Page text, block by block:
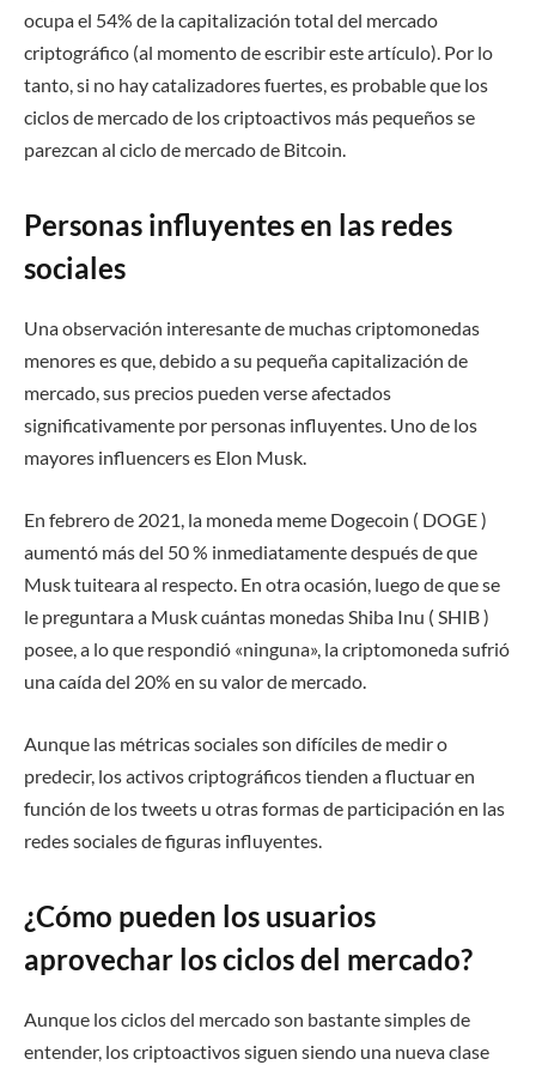
ocupa el 54% de la capitalización total del mercado
criptográfico (al momento de escribir este artículo). Por lo
tanto, si no hay catalizadores fuertes, es probable que los
ciclos de mercado de los criptoactivos más pequeños se
parezcan al ciclo de mercado de Bitcoin.
Personas influyentes en las redes
sociales
Una observación interesante de muchas criptomonedas
menores es que, debido a su pequeña capitalización de
mercado, sus precios pueden verse afectados
significativamente por personas influyentes. Uno de los
mayores influencers es Elon Musk.
En febrero de 2021, la moneda meme Dogecoin ( DOGE )
aumentó más del 50 % inmediatamente después de que
Musk tuiteara al respecto. En otra ocasión, luego de que se
le preguntara a Musk cuántas monedas Shiba Inu ( SHIB )
posee, a lo que respondió «ninguna», la criptomoneda sufrió
una caída del 20% en su valor de mercado.
Aunque las métricas sociales son difíciles de medir o
predecir, los activos criptográficos tienden a fluctuar en
función de los tweets u otras formas de participación en las
redes sociales de figuras influyentes.
¿Cómo pueden los usuarios
aprovechar los ciclos del mercado?
Aunque los ciclos del mercado son bastante simples de
entender, los criptoactivos siguen siendo una nueva clase